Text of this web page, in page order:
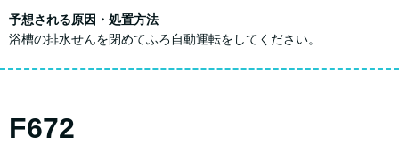
予想される原因・処置方法
浴槽の排水せんを閉めてふろ自動運転をしてください。
F672